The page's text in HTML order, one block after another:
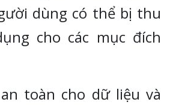
dùng có thể bị thu
cho các mục đích
toàn cho dữ liệu và